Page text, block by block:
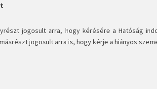
jogosult arra, hogy kérésére a Hatóság
jogosult arra is, hogy kérje a hiányos